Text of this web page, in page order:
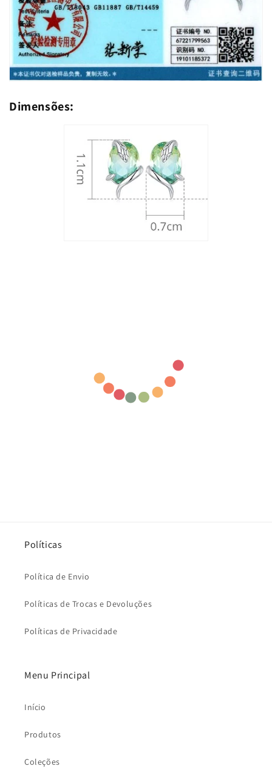
Dimensões:
Políticas
Política de Envio
Políticas de Trocas e Devoluções
Políticas de Privacidade
Menu Principal
Início
Produtos
Coleções